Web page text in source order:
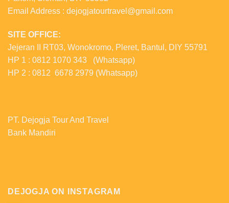
Email Address : dejogjatourtravel@gmail.com
SITE OFFICE:
Jejeran II RT03, Wonokromo, Pleret, Bantul, DIY 55791
HP 1 : 0812 1070 343 (Whatsapp)
HP 2 : 0812 6678 2979 (Whatsapp)
PT. Dejogja Tour And Travel
Bank Mandiri
DEJOGJA ON INSTAGRAM